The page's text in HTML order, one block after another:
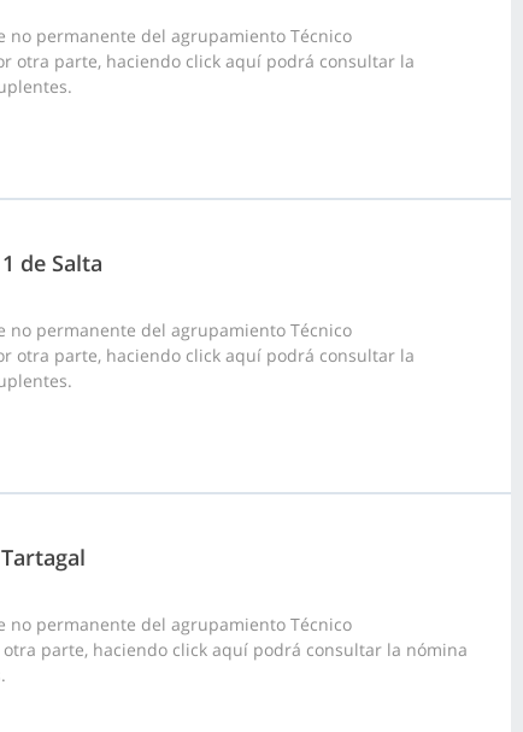
no permanente del agrupamiento Técnico
otra parte, haciendo click aquí podrá consultar la
de Salta
no permanente del agrupamiento Técnico
otra parte, haciendo click aquí podrá consultar la
no permanente del agrupamiento Técnico
parte, haciendo click aquí podrá consultar la nómina